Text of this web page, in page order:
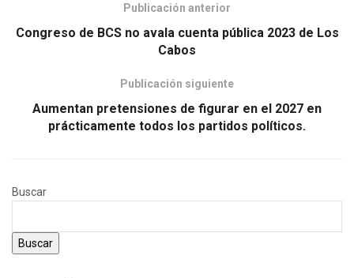
Publicación anterior
Congreso de BCS no avala cuenta pública 2023 de Los
Cabos
Publicación siguiente
Aumentan pretensiones de figurar en el 2027 en
prácticamente todos los partidos políticos.
Buscar
Buscar